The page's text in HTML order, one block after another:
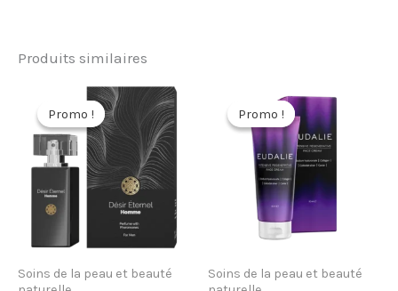
Produits similaires
Promo !
Promo !
Soins de la peau et beauté
Promo !
Promo !
Soins de la peau et beauté